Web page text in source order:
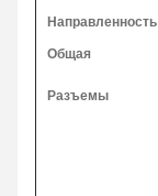
Направленность
Общая
Разъемы